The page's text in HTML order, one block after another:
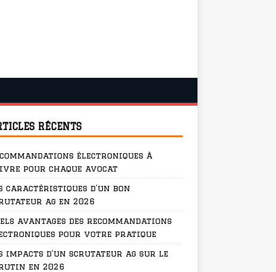
RÉCENTS
électroniques à
pour chaque avocat
caractéristiques d’un bon
ag en 2026
avantages des recommandations
pour votre pratique
impacts d’un scrutateur ag sur le
en 2026